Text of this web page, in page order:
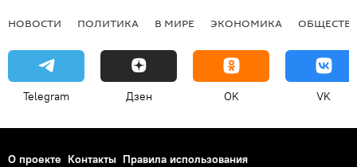
НОВОСТИ ПОЛИТИКА В МИРЕ ЭКОНОМИКА
Telegram Дзен OK VK
О проекте Контакты Правила использования